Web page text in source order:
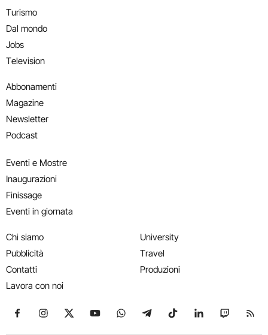
Turismo
Dal mondo
Jobs
Television
Abbonamenti
Magazine
Newsletter
Podcast
Eventi e Mostre
Inaugurazioni
Finissage
Eventi in giornata
Chi siamo
Pubblicità
Contatti
Lavora con noi
University
Travel
Produzioni
Seguici su Facebook
Seguici su Instagram
Seguici su X
Seguici su YouTube
Seguici su WhatsApp
Seguici su Telegram
Seguici su TikTok
Seguici su
Seguici